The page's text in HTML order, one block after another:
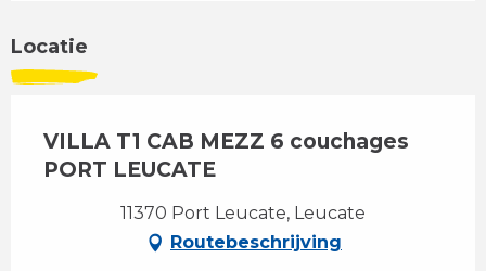
Locatie
VILLA T1 CAB MEZZ 6 couchages
PORT LEUCATE
11370 Port Leucate, Leucate
Routebeschrijving